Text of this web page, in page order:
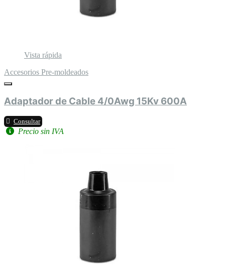
Vista rápida
Accesorios Pre-moldeados
Adaptador de Cable 4/0Awg 15Kv 600A
Consultar
Precio sin IVA